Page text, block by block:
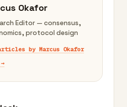
Okafor
Editor — consensus,
protocol design
by Marcus Okafor